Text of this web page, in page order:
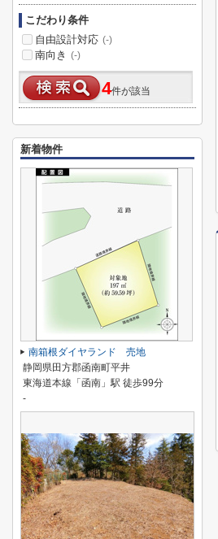
こだわり条件
自由設計対応 (-)
南向き (-)
4件が該当
新着物件
南箱根ダイヤランド 売地
静岡県田方郡函南町平井
東海道本線「函南」駅 徒歩99分
-